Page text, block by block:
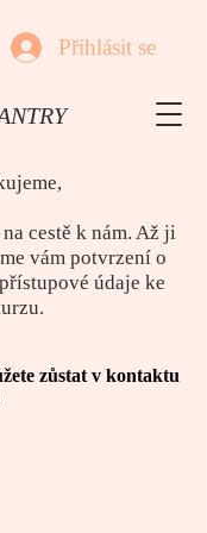
Přihlásit se
cestě k nám. Až ji
vám potvrzení o
údaje ke
zůstat v kontaktu